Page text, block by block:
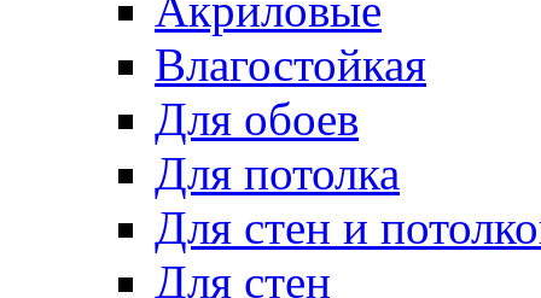
Акриловые
Влагостойкая
Для обоев
Для потолка
Для стен и
Для стен